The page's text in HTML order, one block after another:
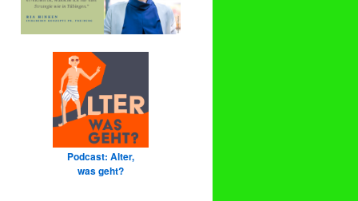
Podcast: Alter,
was geht?